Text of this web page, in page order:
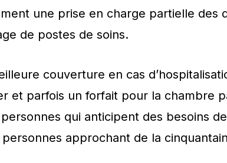
une prise en charge partielle des
de postes de soins.
couverture en cas
et parfois un forfait pour la chambre
qui anticipent des besoins
approchant de la